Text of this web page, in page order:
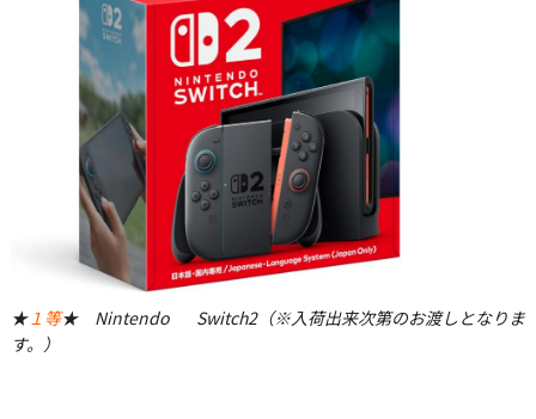
★１等★ Nintendo Switch2（※入荷出来次第のお渡しとなりま
す。）